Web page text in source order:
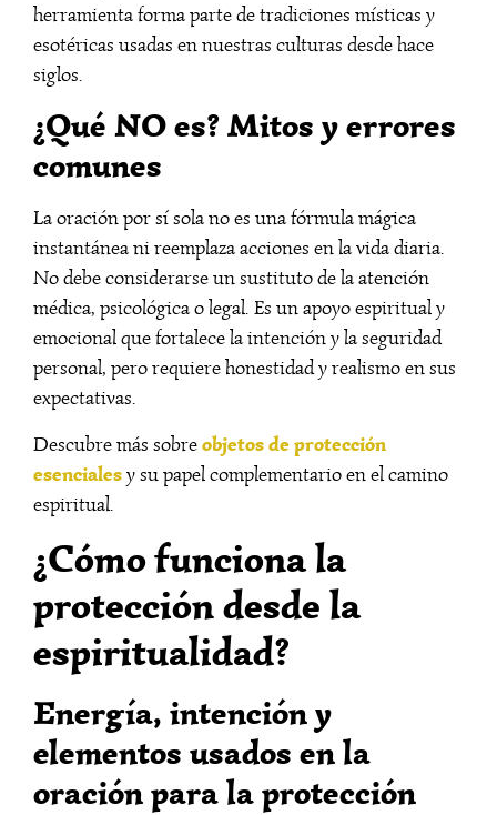
herramienta forma parte de tradiciones místicas y
esotéricas usadas en nuestras culturas desde hace
siglos.
¿Qué NO es? Mitos y errores
comunes
La oración por sí sola no es una fórmula mágica
instantánea ni reemplaza acciones en la vida diaria.
No debe considerarse un sustituto de la atención
médica, psicológica o legal. Es un apoyo espiritual y
emocional que fortalece la intención y la seguridad
personal, pero requiere honestidad y realismo en sus
expectativas.
Descubre más sobreobjetos de protección
esencialesy su papel complementario en el camino
espiritual.
¿Cómo funciona la
protección desde la
espiritualidad?
Energía, intención y
elementos usados en la
oración para la protección